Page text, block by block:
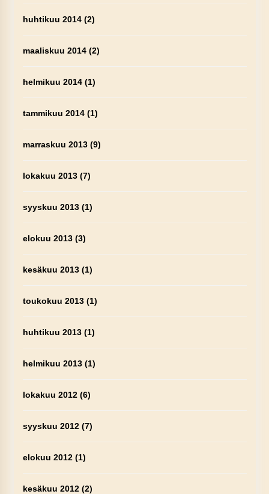
huhtikuu 2014(2)
maaliskuu 2014(2)
helmikuu 2014(1)
tammikuu 2014(1)
marraskuu 2013(9)
lokakuu 2013(7)
syyskuu 2013(1)
elokuu 2013(3)
kesäkuu 2013(1)
toukokuu 2013(1)
huhtikuu 2013(1)
helmikuu 2013(1)
lokakuu 2012(6)
syyskuu 2012(7)
elokuu 2012(1)
kesäkuu 2012(2)